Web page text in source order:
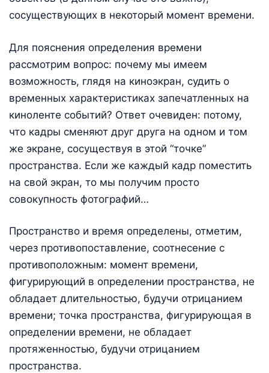
сосуществующих в некоторый момент времени.
Для пояснения определения времени
рассмотрим вопрос: почему мы имеем
возможность, глядя на киноэкран, судить о
временных характеристиках запечатленных на
киноленте событий? Ответ очевиден: потому,
что кадры сменяют друг друга на одном и том
же экране, сосуществуя в этой “точке”
пространства. Если же каждый кадр поместить
на свой экран, то мы получим просто
совокупность фотографий…
Пространство и время определены, отметим,
через противопоставление, соотнесение с
противоположным: момент времени,
фигурирующий в определении пространства, не
обладает длительностью, будучи отрицанием
времени; точка пространства, фигурирующая в
определении времени, не обладает
протяженностью, будучи отрицанием
пространства.